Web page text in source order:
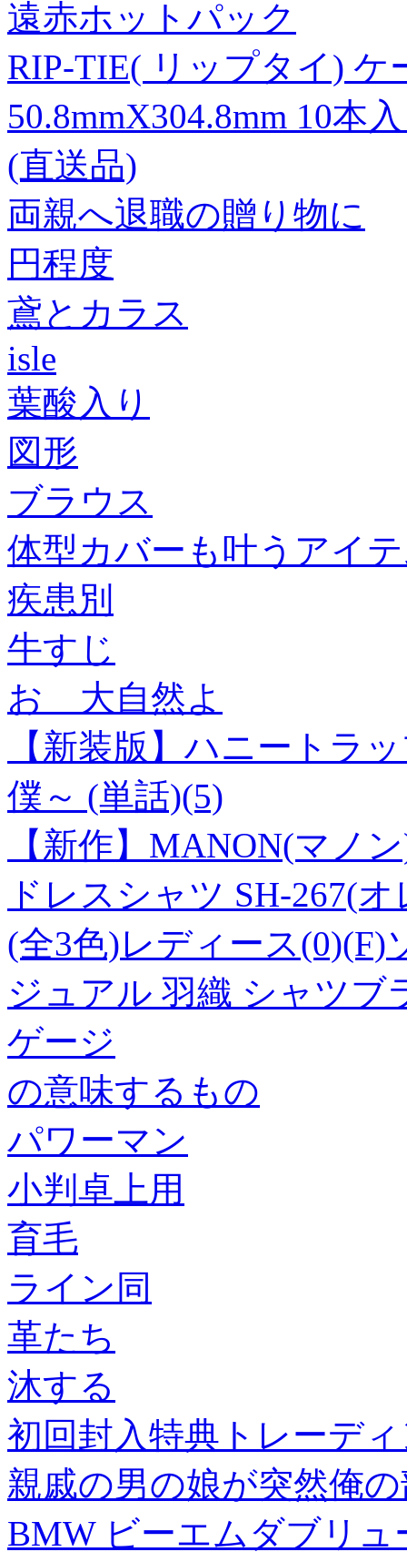
遠赤ホットパック
RIP-TIE( リップタイ)
50.8mmX304.8mm 10本
(直送品)
両親へ退職の贈り物に
円程度
鳶とカラス
isle
葉酸入り
図形
ブラウス
体型カバーも叶うアイ
疾患別
牛すじ
おゝ大自然よ
【新装版】ハニートラ
僕～ (単話)(5)
【新作】MANON(マノ
ドレスシャツ SH-267(
(全3色)レディース(0)(F)
ジュアル 羽織 シャツブ
ゲージ
の意味するもの
パワーマン
小判卓上用
育毛
ライン同
革たち
沐する
初回封入特典トレーデ
親戚の男の娘が突然俺
BMW ビーエムダブリ